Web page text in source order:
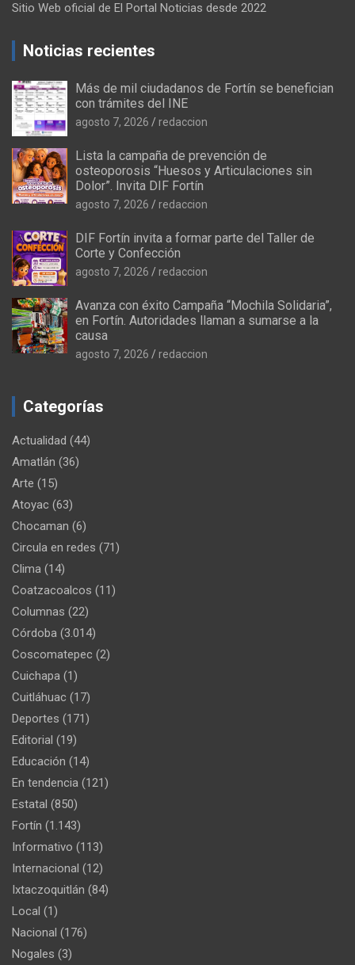
Sitio Web oficial de El Portal Noticias desde 2022
Noticias recientes
Más de mil ciudadanos de Fortín se benefician
con trámites del INE
agosto 7, 2026 redaccion
Lista la campaña de prevención de
osteoporosis “Huesos y Articulaciones sin
Dolor”. Invita DIF Fortín
agosto 7, 2026 redaccion
DIF Fortín invita a formar parte del Taller de
Corte y Confección
agosto 7, 2026 redaccion
Avanza con éxito Campaña “Mochila Solidaria”,
en Fortín. Autoridades llaman a sumarse a la
causa
agosto 7, 2026 redaccion
Categorías
Actualidad (44)
Amatlán (36)
Arte (15)
Atoyac (63)
Chocaman (6)
Circula en redes (71)
Clima (14)
Coatzacoalcos (11)
Columnas (22)
Córdoba (3.014)
Coscomatepec (2)
Cuichapa (1)
Cuitláhuac (17)
Deportes (171)
Editorial (19)
Educación (14)
En tendencia (121)
Estatal (850)
Fortín (1.143)
Informativo (113)
Internacional (12)
Ixtaczoquitlán (84)
Local (1)
Nacional (176)
Nogales (3)